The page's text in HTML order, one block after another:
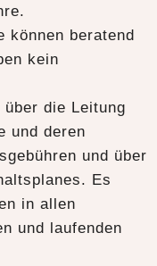
können beratend
kein
die Leitung
und deren
und über
Es
in allen
und laufenden